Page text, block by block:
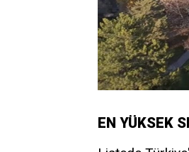
EN YÜKSEK